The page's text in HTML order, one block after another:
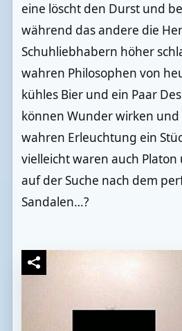
eine löscht den Durst und
während das andere die
Schuhliebhabern höher
wahren Philosophen von
kühles Bier und ein Paar
können Wunder wirken
wahren Erleuchtung ein
vielleicht waren auch
auf der Suche nach dem
Sandalen…?